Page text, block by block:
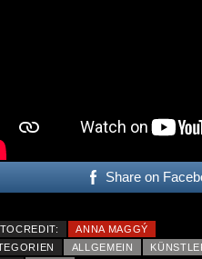
Share on
ANNA MAGGÝ
ALLGEMEIN